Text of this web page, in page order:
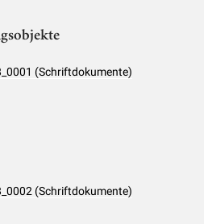
(Schriftdokumente)
(Schriftdokumente)